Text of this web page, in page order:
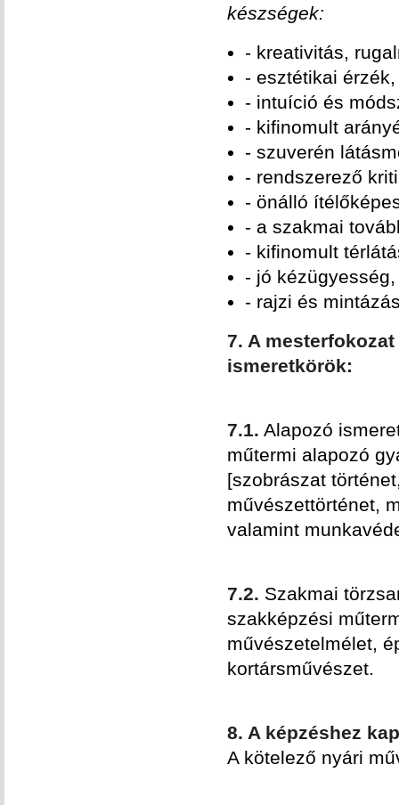
készségek:
- kreativitás,
- esztétikai érzék,
- intuíció és
- kifinomult
- szuverén
- rendszerező
- önálló
- a szakmai
- kifinomult
- jó kézügyesség,
- rajzi és
7. A
ismeretkörök:
7.1. Alapozó
műtermi alapozó
[szobrászat
művészettörténet,
valamint
7.2. Szakmai
szakképzési
művészetelmélet,
kortársművészet.
8. A képzéshez
A kötelező nyári